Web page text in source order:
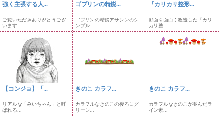
強く主張する人...
ご覧いただきありがとうござ
います...
ゴブリンの精鋭...
ゴブリンの精鋭アサシンのシ
ンプル...
「カリカリ整形...
顔面を面白く改造した「カリ
カリ整...
【コンジョ】「...
リアルな「みいちゃん」と呼
ばれる...
きのこ カラフ...
カラフルなきのこの後ろにグ
リーン...
きのこ カラフ...
カラフルなきのこが並んだラ
イン素...